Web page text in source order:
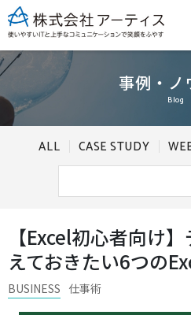
事例・ノ
Blog
ALL CASE STUDY
【Excel初心者向け
えておきたい6つの
BUSINESS 仕事術